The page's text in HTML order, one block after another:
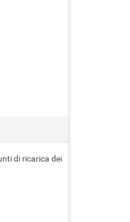
di ricarica dei